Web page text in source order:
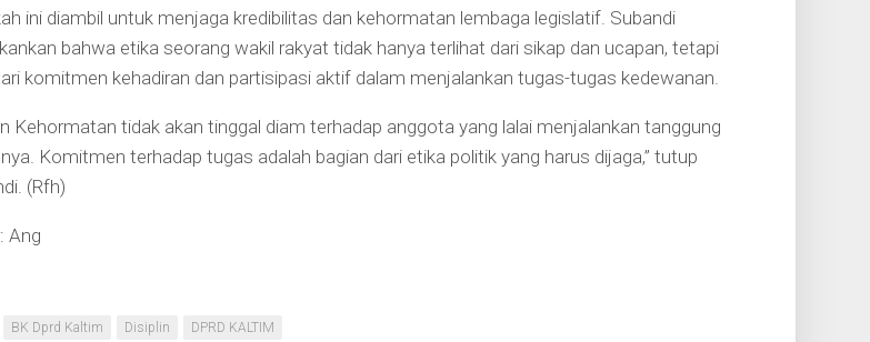
ini diambil untuk menjaga kredibilitas dan kehormatan lembaga legislatif. Subandi
bahwa etika seorang wakil rakyat tidak hanya terlihat dari sikap dan ucapan, tetapi
komitmen kehadiran dan partisipasi aktif dalam menjalankan tugas-tugas kedewanan.
Kehormatan tidak akan tinggal diam terhadap anggota yang lalai menjalankan tanggung
Komitmen terhadap tugas adalah bagian dari etika politik yang harus dijaga,” tutup
(Rfh)
Ang
BK Dprd Kaltim Disiplin DPRD KALTIM